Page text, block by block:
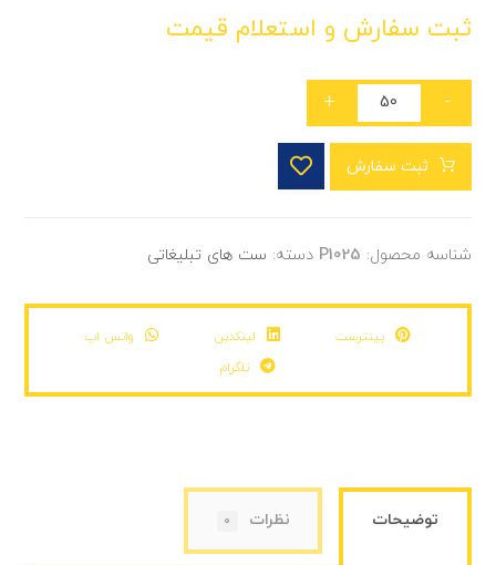
ثبت سفارش و استعلام قیمت
-
+
ثبت سفارش
شناسه محصول: P1025 دسته: ست های تبلیغاتی
پینترست لینکدین
واتس اپ
تلگرام
توضیحات نظرات 0